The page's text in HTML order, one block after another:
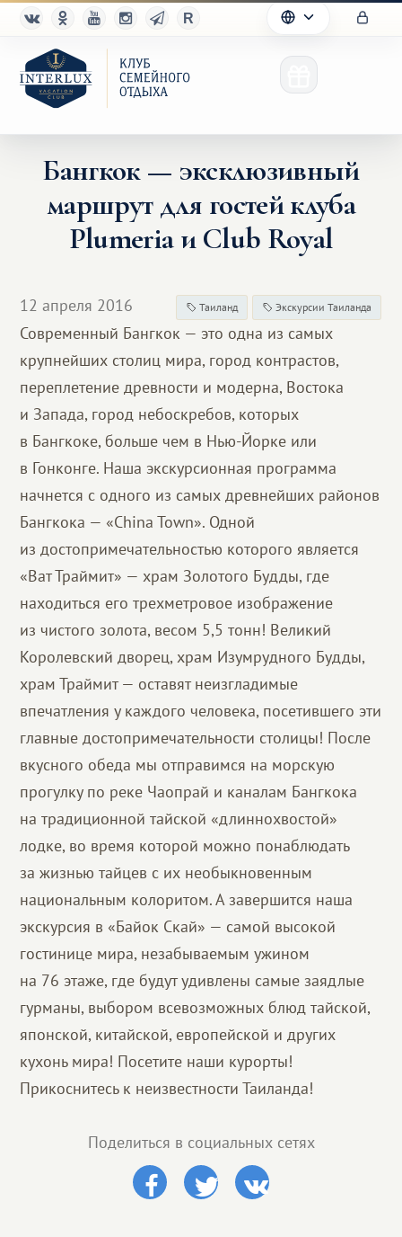
Клуб
Преимущества
Партнерам
Благотворительность
Бангкок — эксклюзивный
маршрут для гостей клуба
Plumeria и Club Royal
12 апреля 2016 Таиланд Экскурсии Таиланда
Современный Бангкок — это одна из самых
крупнейших столиц мира, город контрастов,
переплетение древности и модерна, Востока
и Запада, город небоскребов, которых
в Бангкоке, больше чем в Нью-Йорке или
в Гонконге. Наша экскурсионная программа
начнется с одного из самых древнейших районов
Бангкока — «China Town». Одной
из достопримечательностью которого является
«Ват Траймит» — храм Золотого Будды, где
находиться его трехметровое изображение
из чистого золота, весом 5,5 тонн! Великий
Королевский дворец, храм Изумрудного Будды,
храм Траймит — оставят неизгладимые
впечатления у каждого человека, посетившего эти
главные достопримечательности столицы! После
вкусного обеда мы отправимся на морскую
прогулку по реке Чаопрай и каналам Бангкока
на традиционной тайской «длиннохвостой»
лодке, во время которой можно понаблюдать
за жизнью тайцев с их необыкновенным
национальным колоритом. А завершится наша
экскурсия в «Байок Скай» — самой высокой
гостинице мира, незабываемым ужином
на 76 этаже, где будут удивлены самые заядлые
гурманы, выбором всевозможных блюд тайской,
японской, китайской, европейской и других
кухонь мира! Посетите наши курорты!
Прикоснитесь к неизвестности Таиланда!
Поделиться в социальных сетях